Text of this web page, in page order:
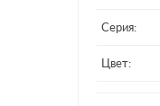
Серия:
Цвет: